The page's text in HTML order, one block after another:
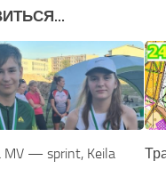
MV — sprint, Keila